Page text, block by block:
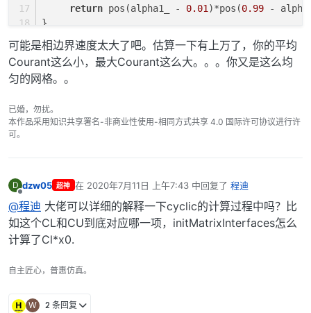
return pos(alpha1_ - 0.01 )*pos(0.99 -
}
可能是相边界速度太大了吧。估算一下有上万了，你的平均
Courant这么小，最大Courant这么大。。。你又是这么均
匀的网格。。
已婚，勿扰。
本作品采用知识共享署名-非商业性使用-相同方式共享 4.0 国际许可协议进行许
可。
D dzw05 超神 在 2020年7月11日 上午7:43中回复了 程迪
最后由 编辑
@程迪 大佬可以详细的解释一下cyclic的计算过程中吗？比
如这个CL和CU到底对应哪一项，initMatrixInterfaces怎么
计算了Cl*x0.
自主匠心，普惠仿真。
W 2 条回复